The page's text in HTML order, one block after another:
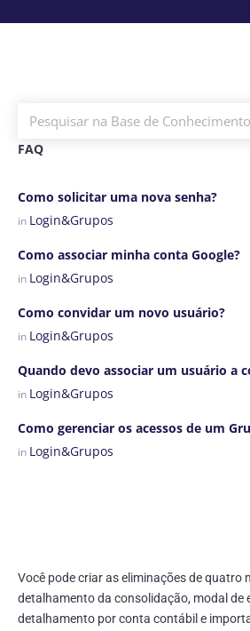
FAQ
Como solicitar uma nova senha?
in Login&Grupos
Como associar minha conta Google?
in Login&Grupos
Como convidar um novo usuário?
in Login&Grupos
Quando devo associar um usuário a
in Login&Grupos
Como gerenciar os acessos de um
in Login&Grupos
Você pode criar as eliminações de quatro
detalhamento da consolidação, modal de
detalhamento por conta contábil e